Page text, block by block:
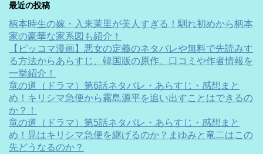
最近の投稿
柄本時生の嫁・入来茉里が美人すぎる！馴れ初めから柄本
家の豪華な家系図も紹介！
【ピッコマ漫画】悪女の定義のネタバレや無料で先読みす
る方法からあらすじ、韓国版の原作、口コミや作者情報を
一挙紹介！
竜の道（ドラマ）第6話ネタバレ・あらすじ・感想まと
め！キリシマ急便から霧島源平を追い出すことはできるの
か？！
竜の道（ドラマ）第5話ネタバレ・あらすじ・感想まと
め！晃はキリシマ急便を継げるのか？まゆみと竜二はこの
先どうなるのか？